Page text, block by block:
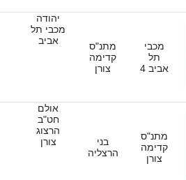
מכבי
תל
אביב 4
מתנ"ס
קדימה
צורן
יהודה
מכבי תל
אביב
מתנ"ס
קדימה
צורן
בני
הרצליה
אולם
חט"ב
הרצוג
צורן